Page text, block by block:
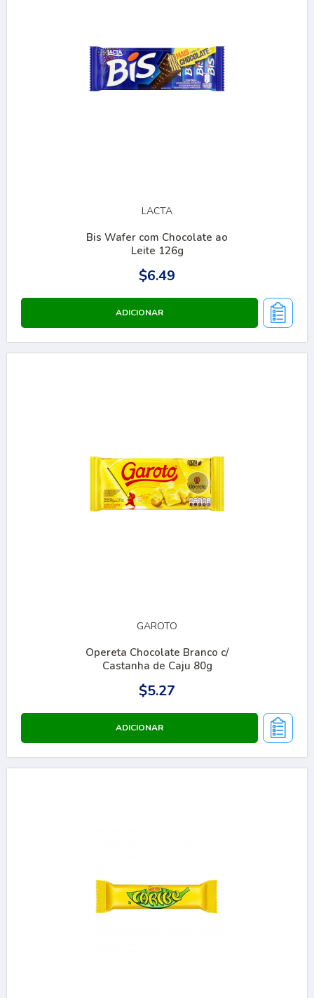
LACTA
Bis Wafer com Chocolate ao
Leite 126g
$6.49
GAROTO
Opereta Chocolate Branco c/
Castanha de Caju 80g
$5.27